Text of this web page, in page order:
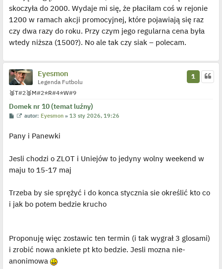
skoczyła do 2000. Wydaje mi się, że płaciłam coś w rejonie
1200 w ramach akcji promocyjnej, które pojawiają się raz
czy dwa razy do roku. Przy czym jego regularna cena była
wtedy niższa (1500?). No ale tak czy siak – polecam.
Eyesmon
Legenda Futbolu
🥈T#2🥈M#2⭐R#4⭐W#9
Domek nr 10 (temat luźny)
1
P
t
W
w
i
l
o
d
n
o
t
autor: Eyesmon »13 sty 2026, 19:26
Pany i Panewki
Jesli chodzi o ZLOT i Uniejów to jedyny wolny weekend w
maju to 15-17 maj
Trzeba by sie sprężyć i do konca stycznia sie określić kto co
i jak bo potem bedzie krucho
Proponuję więc zostawic ten termin (i tak wygrał 3 glosami)
i zrobić nowa ankiete pt kto bedzie. Jesli mozna nie-
anonimowa